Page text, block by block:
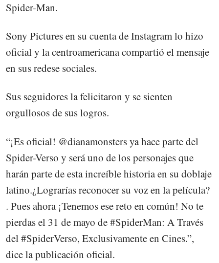
Spider-Man.
Sony Pictures en su cuenta de Instagram lo hizo
oficial y la centroamericana compartió el mensaje
en sus redese sociales.
Sus seguidores la felicitaron y se sienten
orgullosos de sus logros.
“¡Es oficial! @dianamonsters ya hace parte del
Spider-Verso y será uno de los personajes que
harán parte de esta increíble historia en su doblaje
latino.️¿Lograrías reconocer su voz en la película?
. Pues ahora ¡Tenemos ese reto en común! No te
pierdas el 31 de mayo de #SpiderMan: A Través
del #SpiderVerso, Exclusivamente en Cines.”,
dice la publicación oficial.